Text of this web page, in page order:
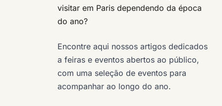
visitar em Paris dependendo da época
do ano?
Encontre aqui nossos artigos dedicados
a feiras e eventos abertos ao público,
com uma seleção de eventos para
acompanhar ao longo do ano.